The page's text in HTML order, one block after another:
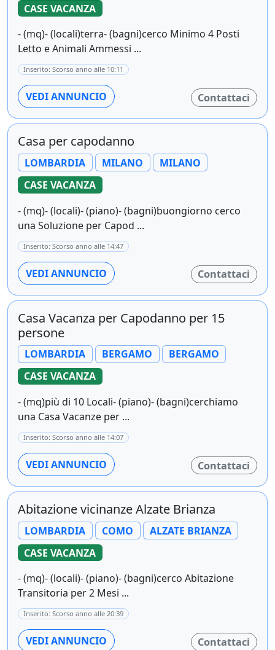
CASE VACANZA
- (mq)- (locali)terra- (bagni)cerco Minimo 4 Posti
Letto e Animali Ammessi ...
Inserito: Scorso anno alle 10:11
VEDI ANNUNCIO Contattaci
Casa per capodanno
LOMBARDIA MILANO
MILANO
CASE VACANZA
- (mq)- (locali)- (piano)- (bagni)buongiorno cerco
una Soluzione per Capod ...
Inserito: Scorso anno alle 14:47
VEDI ANNUNCIO Contattaci
Casa Vacanza per Capodanno per 15
persone
LOMBARDIA BERGAMO
BERGAMO
CASE VACANZA
- (mq)più di 10 Locali- (piano)- (bagni)cerchiamo
una Casa Vacanze per ...
Inserito: Scorso anno alle 14:07
VEDI ANNUNCIO Contattaci
Abitazione vicinanze Alzate Brianza
LOMBARDIA COMO
ALZATE BRIANZA
CASE VACANZA
- (mq)- (locali)- (piano)- (bagni)cerco Abitazione
Transitoria per 2 Mesi ...
Inserito: Scorso anno alle 20:39
VEDI ANNUNCIO Contattaci